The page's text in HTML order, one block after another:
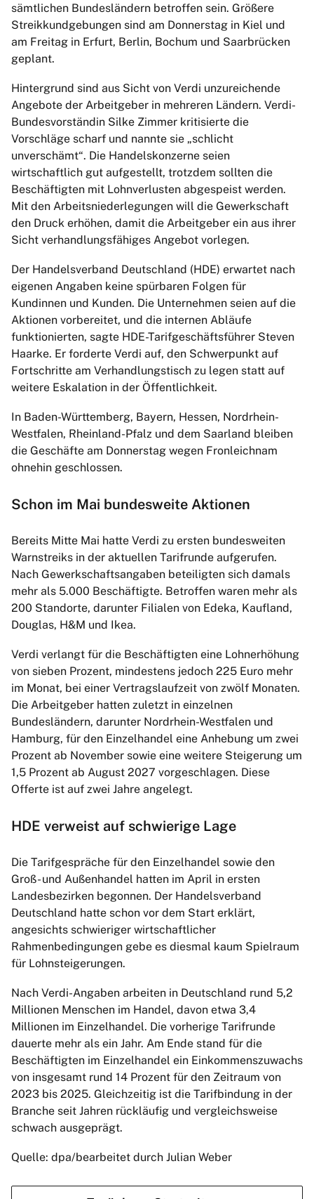
sämtlichen Bundesländern betroffen sein. Größere
Streikkundgebungen sind am Donnerstag in Kiel und
am Freitag in Erfurt, Berlin, Bochum und Saarbrücken
geplant.
Hintergrund sind aus Sicht von Verdi unzureichende
Angebote der Arbeitgeber in mehreren Ländern. Verdi-
Bundesvorständin Silke Zimmer kritisierte die
Vorschläge scharf und nannte sie „schlicht
unverschämt“. Die Handelskonzerne seien
wirtschaftlich gut aufgestellt, trotzdem sollten die
Beschäftigten mit Lohnverlusten abgespeist werden.
Mit den Arbeitsniederlegungen will die Gewerkschaft
den Druck erhöhen, damit die Arbeitgeber ein aus ihrer
Sicht verhandlungsfähiges Angebot vorlegen.
Der Handelsverband Deutschland (HDE) erwartet nach
eigenen Angaben keine spürbaren Folgen für
Kundinnen und Kunden. Die Unternehmen seien auf die
Aktionen vorbereitet, und die internen Abläufe
funktionierten, sagte HDE-Tarifgeschäftsführer Steven
Haarke. Er forderte Verdi auf, den Schwerpunkt auf
Fortschritte am Verhandlungstisch zu legen statt auf
weitere Eskalation in der Öffentlichkeit.
In Baden-Württemberg, Bayern, Hessen, Nordrhein-
Westfalen, Rheinland-Pfalz und dem Saarland bleiben
die Geschäfte am Donnerstag wegen Fronleichnam
ohnehin geschlossen.
Schon im Mai bundesweite Aktionen
Bereits Mitte Mai hatte Verdi zu ersten bundesweiten
Warnstreiks in der aktuellen Tarifrunde aufgerufen.
Nach Gewerkschaftsangaben beteiligten sich damals
mehr als 5.000 Beschäftigte. Betroffen waren mehr als
200 Standorte, darunter Filialen von Edeka, Kaufland,
Douglas, H&M und Ikea.
Verdi verlangt für die Beschäftigten eine Lohnerhöhung
von sieben Prozent, mindestens jedoch 225 Euro mehr
im Monat, bei einer Vertragslaufzeit von zwölf Monaten.
Die Arbeitgeber hatten zuletzt in einzelnen
Bundesländern, darunter Nordrhein-Westfalen und
Hamburg, für den Einzelhandel eine Anhebung um zwei
Prozent ab November sowie eine weitere Steigerung um
1,5 Prozent ab August 2027 vorgeschlagen. Diese
Offerte ist auf zwei Jahre angelegt.
HDE verweist auf schwierige Lage
Die Tarifgespräche für den Einzelhandel sowie den
Groß- und Außenhandel hatten im April in ersten
Landesbezirken begonnen. Der Handelsverband
Deutschland hatte schon vor dem Start erklärt,
angesichts schwieriger wirtschaftlicher
Rahmenbedingungen gebe es diesmal kaum Spielraum
für Lohnsteigerungen.
Nach Verdi-Angaben arbeiten in Deutschland rund 5,2
Millionen Menschen im Handel, davon etwa 3,4
Millionen im Einzelhandel. Die vorherige Tarifrunde
dauerte mehr als ein Jahr. Am Ende stand für die
Beschäftigten im Einzelhandel ein Einkommenszuwachs
von insgesamt rund 14 Prozent für den Zeitraum von
2023 bis 2025. Gleichzeitig ist die Tarifbindung in der
Branche seit Jahren rückläufig und vergleichsweise
schwach ausgeprägt.
Quelle: dpa/bearbeitet durch Julian Weber